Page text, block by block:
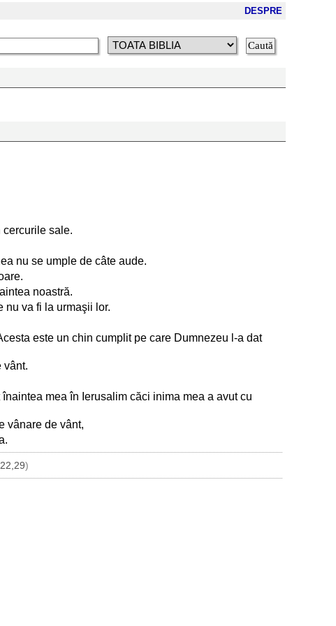
DESPRE
cercurile sale.
nu se umple de câte aude.
noastră.
nu va fi la urmaşii lor.
este un chin cumplit pe care Dumnezeu l-a dat
vânt.
mea în Ierusalim căci inima mea a avut cu
vânare de vânt,
)